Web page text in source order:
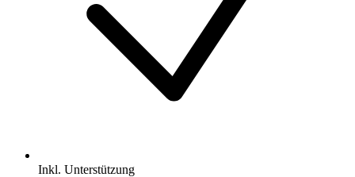
Inkl. Unterstützung